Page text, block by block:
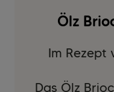
Ölz
Im Rezept
Das Ölz